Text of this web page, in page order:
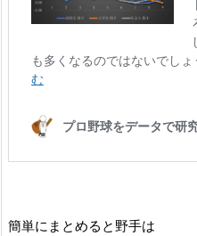
簡単にまとめると野手は